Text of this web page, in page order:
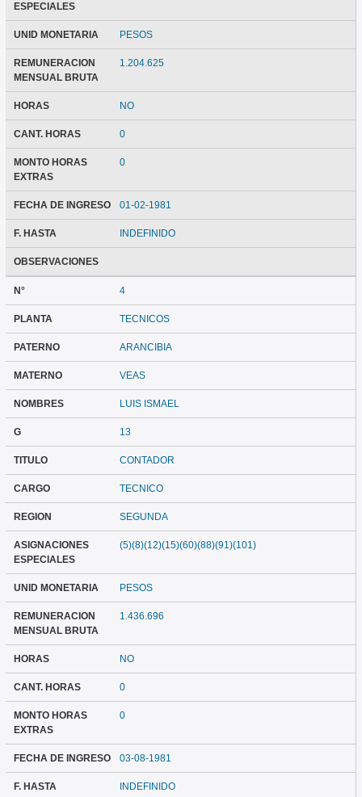
ESPECIALES
UNID MONETARIA PESOS
REMUNERACION
MENSUAL BRUTA
1.204.625
HORAS NO
CANT. HORAS 0
MONTO HORAS
EXTRAS
0
FECHA DE INGRESO 01-02-1981
F. HASTA INDEFINIDO
OBSERVACIONES
N° 4
PLANTA TECNICOS
PATERNO ARANCIBIA
MATERNO VEAS
NOMBRES LUIS ISMAEL
G 13
TITULO CONTADOR
CARGO TECNICO
REGION SEGUNDA
ASIGNACIONES
ESPECIALES
(5)(8)(12)(15)(60)(88)(91)(101)
UNID MONETARIA PESOS
REMUNERACION
MENSUAL BRUTA
1.436.696
HORAS NO
CANT. HORAS 0
MONTO HORAS
EXTRAS
0
FECHA DE INGRESO 03-08-1981
F. HASTA INDEFINIDO